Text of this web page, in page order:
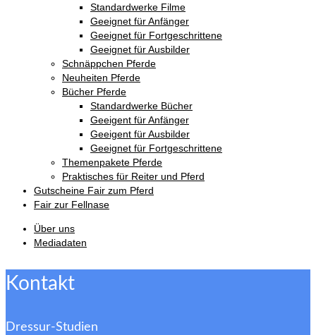
Standardwerke Filme
Geeignet für Anfänger
Geeignet für Fortgeschrittene
Geeignet für Ausbilder
Schnäppchen Pferde
Neuheiten Pferde
Bücher Pferde
Standardwerke Bücher
Geeigent für Anfänger
Geeigent für Ausbilder
Geeignet für Fortgeschrittene
Themenpakete Pferde
Praktisches für Reiter und Pferd
Gutscheine Fair zum Pferd
Fair zur Fellnase
Über uns
Mediadaten
Kontakt
Dressur-Studien